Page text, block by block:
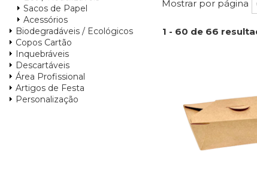
Sacos de Papel
Acessórios
Biodegradáveis / Ecológicos
Copos Cartão
Inquebráveis
Descartáveis
Área Profissional
Artigos de Festa
Personalização
Mostrar por página
1 - 60 de 66